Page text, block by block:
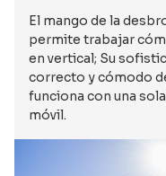
El mango de la
permite trabajar
en vertical; Su
correcto y cómodo
funciona con una
móvil.